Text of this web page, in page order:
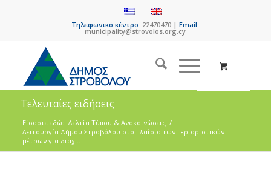
Τηλεφωνικό κέντρο: 22470470 |Email:
municipality@strovolos.org.cy
Τελευταίες ειδήσεις
Είσαστε εδώ: Δελτία Τύπου & Ανακοινώσεις /
Λειτουργία Δήμου Στροβόλου στο πλαίσιο των περιοριστικών
μέτρων για διαχ...